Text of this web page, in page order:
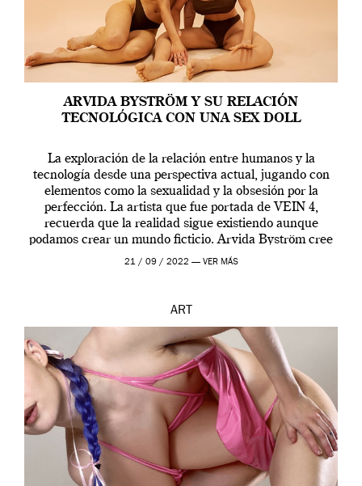
ARVIDA BYSTRÖM Y SU RELACIÓN
TECNOLÓGICA CON UNA SEX DOLL
La exploración de la relación entre humanos y la
tecnología desde una perspectiva actual, jugando con
elementos como la sexualidad y la obsesión por la
perfección. La artista que fue portada de VEIN 4,
recuerda que la realidad sigue existiendo aunque
podamos crear un mundo ficticio. Arvida Byström cree
que los humanos tienen un complejo […]
21 / 09 / 2022 — VER MÁS
ART